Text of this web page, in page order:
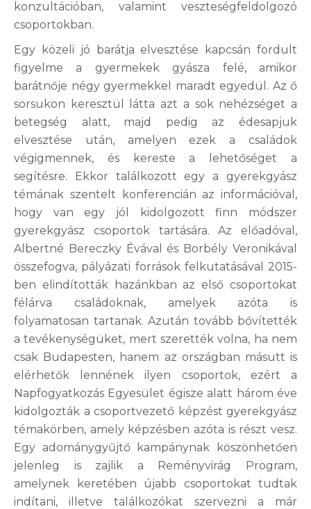
konzultációban, valamint veszteségfeldolgozó
csoportokban.
Egy közeli jó barátja elvesztése kapcsán fordult
figyelme a gyermekek gyásza felé, amikor
barátnője négy gyermekkel maradt egyedül. Az ő
sorsukon keresztül látta azt a sok nehézséget a
betegség alatt, majd pedig az édesapjuk
elvesztése után, amelyen ezek a családok
végigmennek, és kereste a lehetőséget a
segítésre. Ekkor találkozott egy a gyerekgyász
témának szentelt konferencián az információval,
hogy van egy jól kidolgozott finn módszer
gyerekgyász csoportok tartására. Az előadóval,
Albertné Bereczky Évával és Borbély Veronikával
összefogva, pályázati források felkutatásával 2015-
ben elindították hazánkban az első csoportokat
félárva családoknak, amelyek azóta is
folyamatosan tartanak. Azután tovább bővítették
a tevékenységüket, mert szerették volna, ha nem
csak Budapesten, hanem az országban másutt is
elérhetők lennének ilyen csoportok, ezért a
Napfogyatkozás Egyesület égisze alatt három éve
kidolgozták a csoportvezető képzést gyerekgyász
témakörben, amely képzésben azóta is részt vesz.
Egy adománygyűjtő kampánynak köszönhetően
jelenleg is zajlik a Reményvirág Program,
amelynek keretében újabb csoportokat tudtak
indítani, illetve találkozókat szervezni a már